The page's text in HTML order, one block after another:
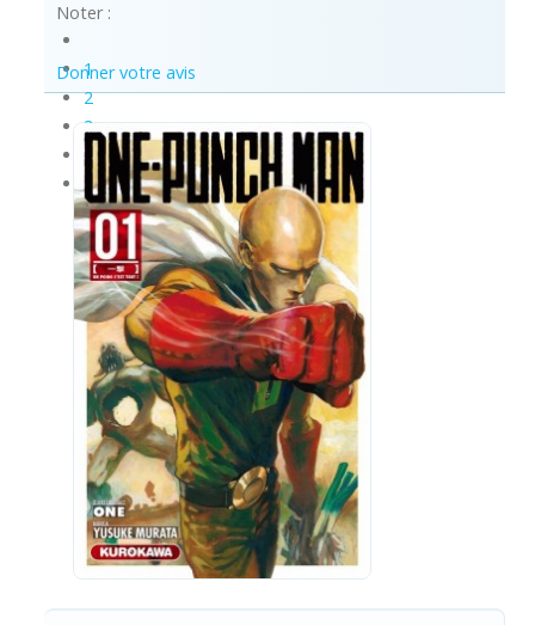
Noter :
1
2
3
4
5
Donner votre avis